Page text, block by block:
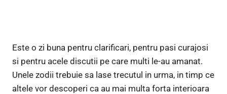
Este o zi buna pentru clarificari, pentru pasi curajosi
si pentru acele discutii pe care multi le-au amanat.
Unele zodii trebuie sa lase trecutul in urma, in timp ce
altele vor descoperi ca au mai multa forta interioara